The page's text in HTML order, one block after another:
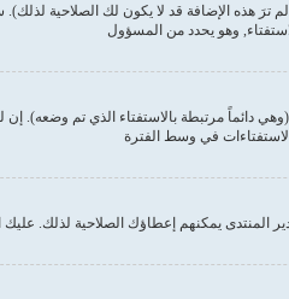
هذه الإضافة قد لا يكون لك الصلاحية لذلك).
وهو يحدد من المسؤول
دائماً مرتبطة بالاستفتاء الذي تم
في وسط الفترة
يمكنهم إعطاؤك الصلاحية لذلك. عليك